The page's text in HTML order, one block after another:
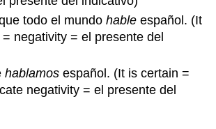
todo el mundohable español. (It
negativity = el presente del
hablamos español. (It is certain =
negativity = el presente del